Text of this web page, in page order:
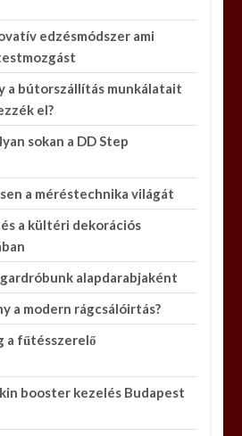
edzésmódszer ami
a bútorszállítás munkálatait
el?
sokan a DD Step
a méréstechnika világát
a kültéri dekorációs
alapdarabjaként
a modern rágcsálóirtás?
a fűtésszerelő
booster kezelés Budapest